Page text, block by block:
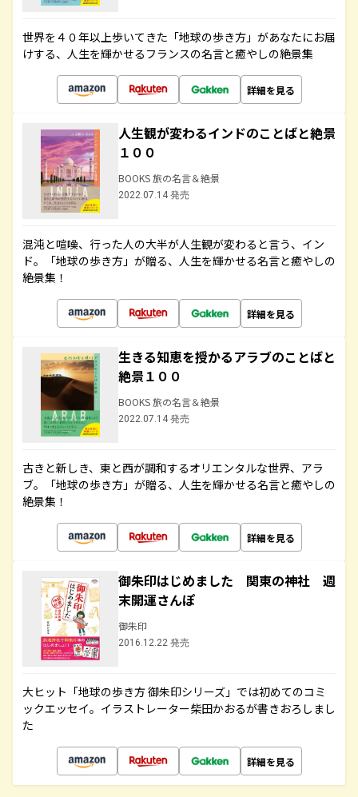
世界を４０年以上歩いてきた「地球の歩き方」があなたにお届
けする、人生を輝かせるフランスの名言と癒やしの絶景集
詳細を見る
人生観が変わるインドのことばと絶景
１００
BOOKS 旅の名言＆絶景
2022.07.14 発売
混沌と喧噪、行った人の大半が人生観が変わると言う、イン
ド。「地球の歩き方」が贈る、人生を輝かせる名言と癒やしの
絶景集！
詳細を見る
生きる知恵を授かるアラブのことばと
絶景１００
BOOKS 旅の名言＆絶景
2022.07.14 発売
古きと新しき、東と西が調和するオリエンタルな世界、アラ
ブ。「地球の歩き方」が贈る、人生を輝かせる名言と癒やしの
絶景集！
詳細を見る
御朱印はじめました 関東の神社 週
末開運さんぽ
御朱印
2016.12.22 発売
大ヒット「地球の歩き方 御朱印シリーズ」では初めてのコミ
ックエッセイ。イラストレーター柴田かおるが書きおろしまし
た
詳細を見る